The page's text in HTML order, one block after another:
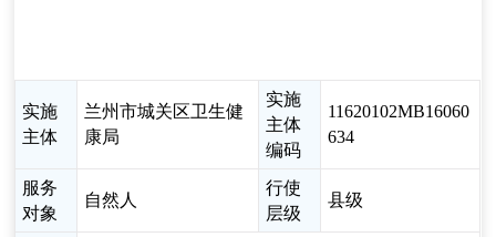
实施
主体
兰州市城关区卫生健
康局
实施
主体
编码
11620102MB16060
634
服务
对象
自然人
行使
层级
县级